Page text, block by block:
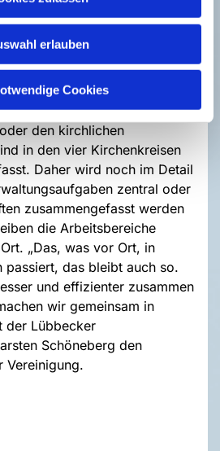
erlauben
Cookies
Dienste nicht Teil der
Arbeitsbereiche, deren Arbeit
heraus ortsgebunden ist,
hinter den
den kirchlichen
in den vier Kirchenkreisen
Daher wird noch im Detail
zentral oder
zusammengefasst werden
die Arbeitsbereiche
„Das, was vor Ort, in
passiert, das bleibt auch so.
und effizienter zusammen
wir gemeinsam in
der Lübbecker
Schöneberg den
Vereinigung.